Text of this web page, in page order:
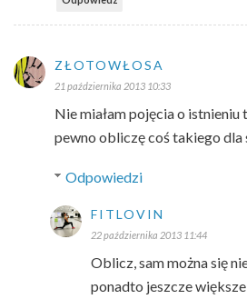
ZŁOTOWŁOSA
21 października 2013 10:33
Nie miałam pojęcia o
pewno obliczę coś takiego dla
Odpowiedzi
FITLOVIN
22 października 2013 11:44
Oblicz, sam można się
ponadto jeszcze